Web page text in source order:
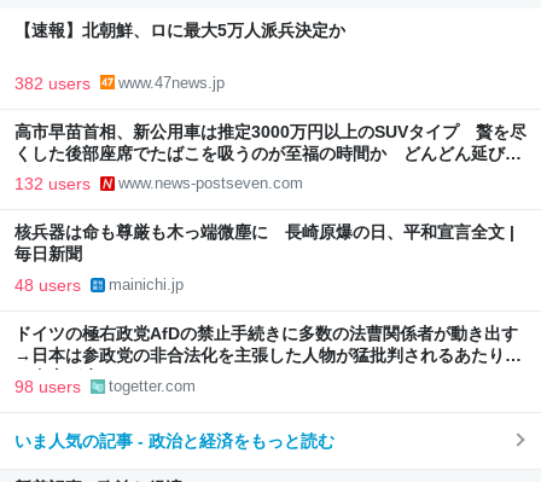
【速報】北朝鮮、ロに最大5万人派兵決定か
382 users www.47news.jp
高市早苗首相、新公用車は推定3000万円以上のSUVタイプ 贅を尽
くした後部座席でたばこを吸うのが至福の時間か どんどん延びる
乗車時間
132 users www.news-postseven.com
核兵器は命も尊厳も木っ端微塵に 長崎原爆の日、平和宣言全文 |
毎日新聞
48 users mainichi.jp
ドイツの極右政党AfDの禁止手続きに多数の法曹関係者が動き出す
→日本は参政党の非合法化を主張した人物が猛批判されるあたりま
だ自由が生きているのかもしれない
98 users togetter.com
いま人気の記事 - 政治と経済をもっと読む